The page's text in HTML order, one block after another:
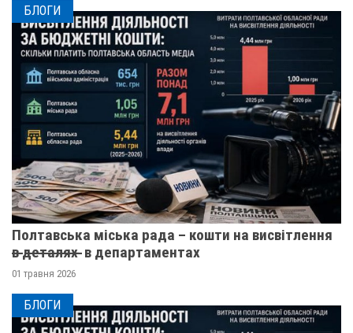
БЛОГИ
Полтавська міська рада – кошти на висвітлення
в̶ ̶д̶е̶т̶а̶л̶я̶х̶ ̶ в департаментах
01 травня 2026
БЛОГИ